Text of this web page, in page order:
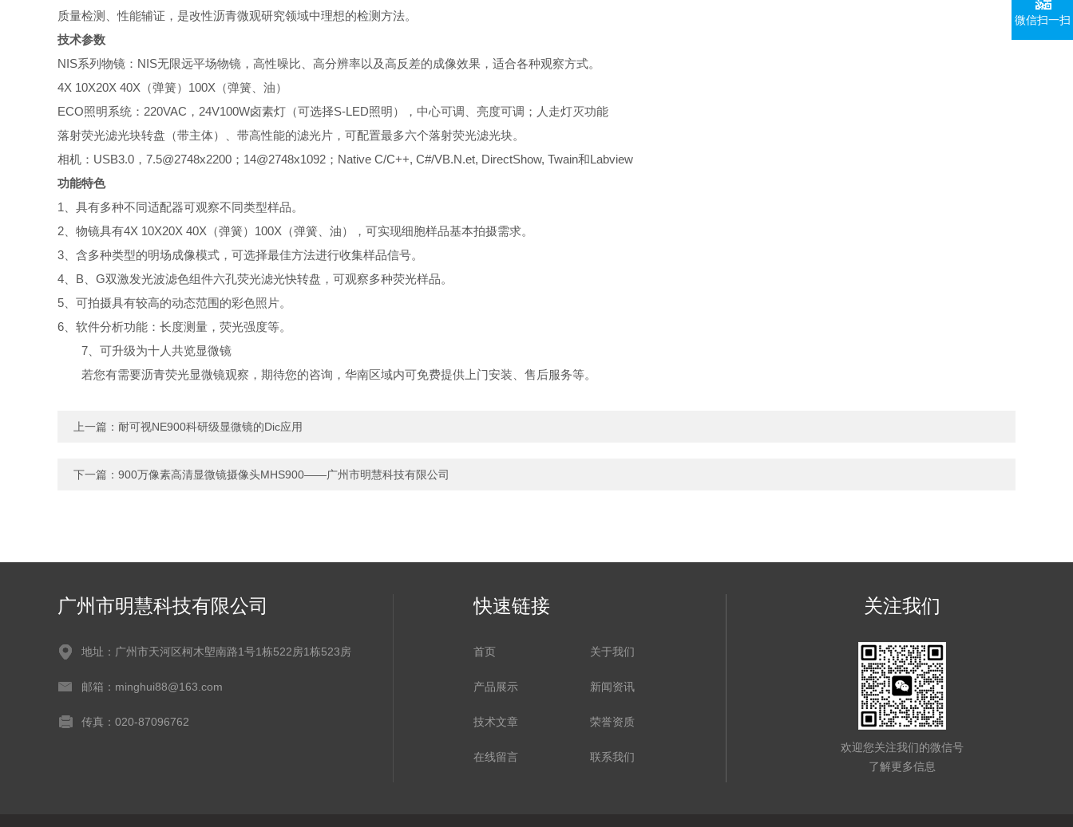
质量检测、性能辅证，是改性沥青微观研究领域中理想的检测方法。
技术参数
NIS系列物镜：NIS无限远平场物镜，高性噪比、高分辨率以及高反差的成像效果，适合各种观察方式。
4X 10X20X 40X（弹簧）100X（弹簧、油）
ECO照明系统：220VAC，24V100W卤素灯（可选择S-LED照明），中心可调、亮度可调；人走灯灭功能
落射荧光滤光块转盘（带主体）、带高性能的滤光片，可配置最多六个落射荧光滤光块。
相机：USB3.0，7.5@2748x2200；14@2748x1092；Native C/C++, C#/VB.N.et, DirectShow, Twain和Labview
功能特色
1、具有多种不同适配器可观察不同类型样品。
2、物镜具有4X 10X20X 40X（弹簧）100X（弹簧、油），可实现细胞样品基本拍摄需求。
3、含多种类型的明场成像模式，可选择最佳方法进行收集样品信号。
4、B、G双激发光波滤色组件六孔荧光滤光快转盘，可观察多种荧光样品。
5、可拍摄具有较高的动态范围的彩色照片。
6、软件分析功能：长度测量，荧光强度等。
7、可升级为十人共览显微镜
若您有需要沥青荧光显微镜观察，期待您的咨询，华南区域内可免费提供上门安装、售后服务等。
上一篇： 耐可视NE900科研级显微镜的Dic应用
下一篇： 900万像素高清显微镜摄像头MHS900——广州市明慧科技有限公司
广州市明慧科技有限公司
地址：广州市天河区柯木塱南路1号1栋522房1栋523房
邮箱：minghui88@163.com
传真：020-87096762
快速链接
首页 关于我们
产品展示 新闻资讯
技术文章 荣誉资质
在线留言 联系我们
关注我们
欢迎您关注我们的微信号
了解更多信息
微信扫一扫